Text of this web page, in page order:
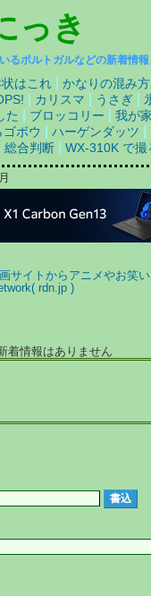
っき
るポルトガルなどの新着情報
はこれ
かなりの混み方
カリスマ うさぎ
た ブロッコリー
我が
ボウ ハーゲンダッツ
総合判断 WX-310K で
着情報はありません